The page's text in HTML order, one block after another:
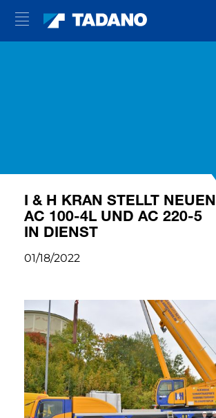
I & H KRAN STELLT NEUEN
AC 100-4L UND AC 220-5
IN DIENST
01/18/2022